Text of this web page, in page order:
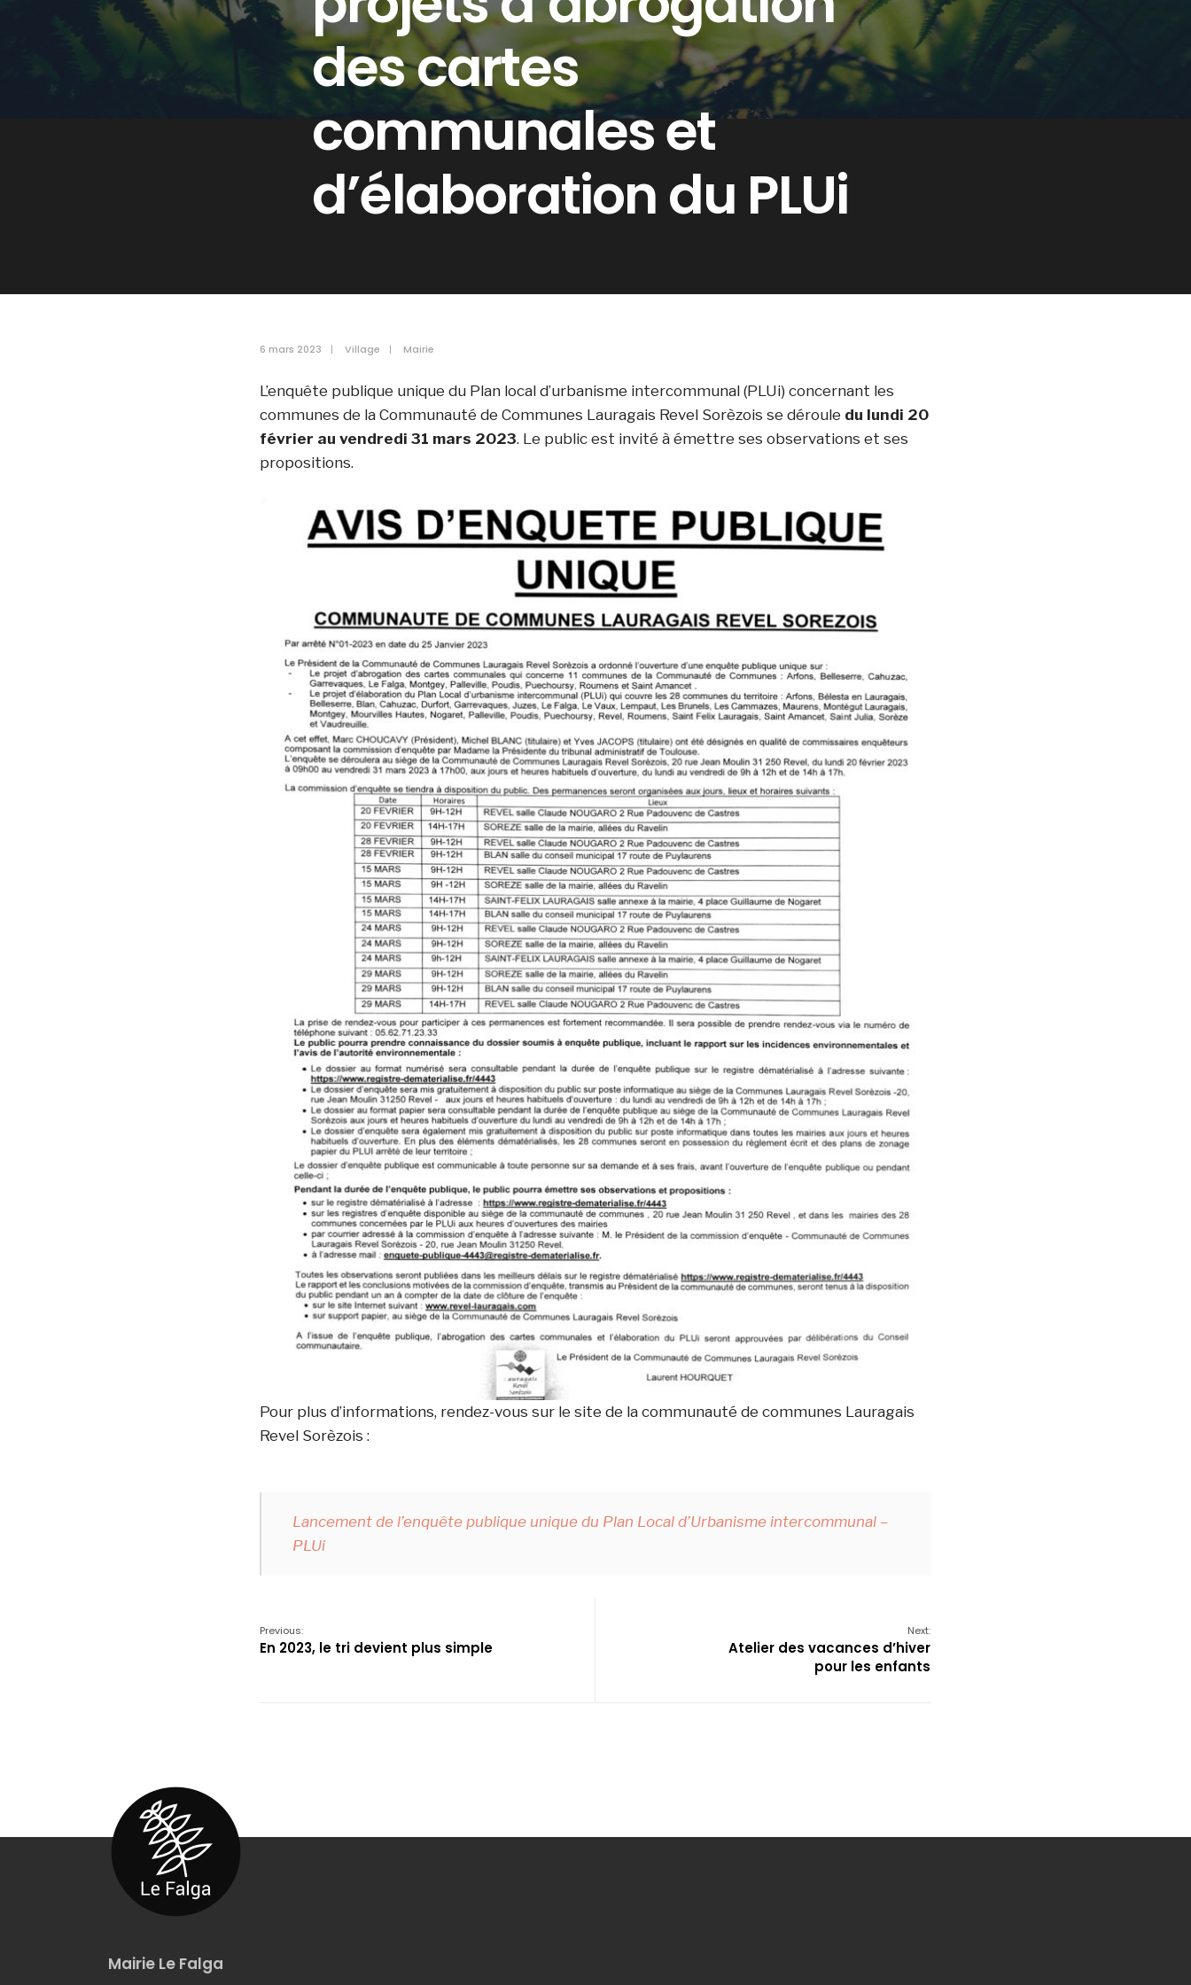
des cartes
communales et
d’élaboration du PLUi
6 mars 2023 | Village | Mairie
L’enquête publique unique du Plan local d’urbanisme intercommunal (PLUi) concernant les
communes de la Communauté de Communes Lauragais Revel Sorèzois se déroule du lundi 20
février au vendredi 31 mars 2023. Le public est invité à émettre ses observations et ses
propositions.
Pour plus d’informations, rendez-vous sur le site de la communauté de communes Lauragais
Revel Sorèzois :
Lancement de l’enquête publique unique du Plan Local d’Urbanisme intercommunal –
PLUi
Previous:
En 2023, le tri devient plus simple
Next:
Atelier des vacances d’hiver
pour les enfants
Mairie Le Falga